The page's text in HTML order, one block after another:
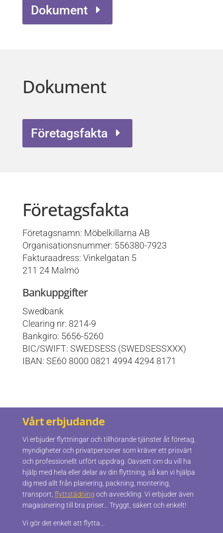
Dokument
Dokument
Företagsfakta
Företagsfakta
Företagsnamn: Möbelkillarna AB
Organisationsnummer: 556380-7923
Fakturaadress: Vinkelgatan 5
211 24 Malmö
Bankuppgifter
Swedbank
Clearing nr: 8214-9
Bankgiro: 5656-5260
BIC/SWIFT: SWEDSESS (SWEDSESSXXX)
IBAN: SE60 8000 0821 4994 4294 8171
Vårt erbjudande
Vi erbjuder flyttningar och tillhörande tjänster åt företag,
myndigheter och privatpersoner som kräver ett prisvärt
och professionellt utfört uppdrag. Oavsett om du vill ha
hjälp med hela eller delar av din flyttning, så kan vi hjälpa
dig med allt från planering, packning, montering,
transport, flyttstädning och avveckling. Vi erbjuder även
magasinering till bra priser… Tryggt, säkert och enkelt!
Vi gör det enkelt att flytta…